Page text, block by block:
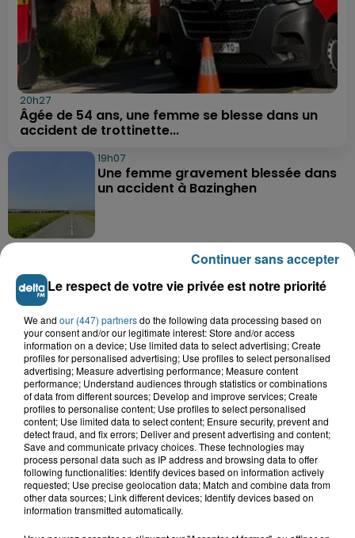
20h27
Âgée de 54 ans, une femme se blesse dans un
accident de trottinette...
19h07
Une femme gravement blessée dans
un accident à Bazinghen
Neufchâtel-Hardelot : un
rassemblement pour rendre
hommage aux...
18h04
Violent accident à Cléty : quatre
blessés, deux femmes en urgence...
17h44
Un homme mortellement percuté par
un train à Saint-Josse
Le respect de votre vie privée est notre priorité
We and our (447) partnersdo the following data processing based on
your consent and/or our legitimate interest: Store and/or access
information on a device; Use limited data to select advertising; Create
profiles for personalised advertising; Use profiles to select personalised
advertising; Measure advertising performance; Measure content
performance; Understand audiences through statistics or combinations
of data from different sources; Develop and improve services; Create
profiles to personalise content; Use profiles to select personalised
content; Use limited data to select content; Ensure security, prevent and
detect fraud, and fix errors; Deliver and present advertising and content;
Save and communicate privacy choices. These technologies may
process personal data such as IP address and browsing data to offer
following functionalities: Identify devices based on information actively
requested; Use precise geolocation data; Match and combine data from
other data sources; Link different devices; Identify devices based on
information transmitted automatically.
Continuer sans accepter